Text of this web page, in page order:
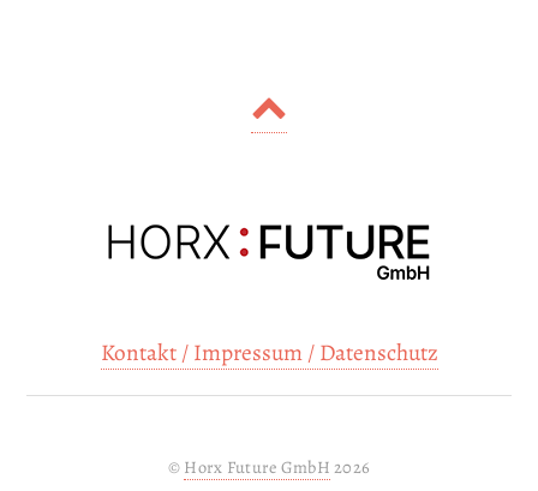
Kontakt / Impressum / Datenschutz
© Horx Future GmbH 2026